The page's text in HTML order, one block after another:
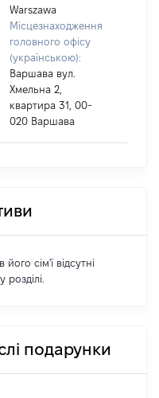
Warszawa
Місцезнаходження
головного офісу
(українською):
Варшава вул.
Хмельна 2,
квартира 31, 00-
020 Варшава
сім'ї відсутні
подарунки